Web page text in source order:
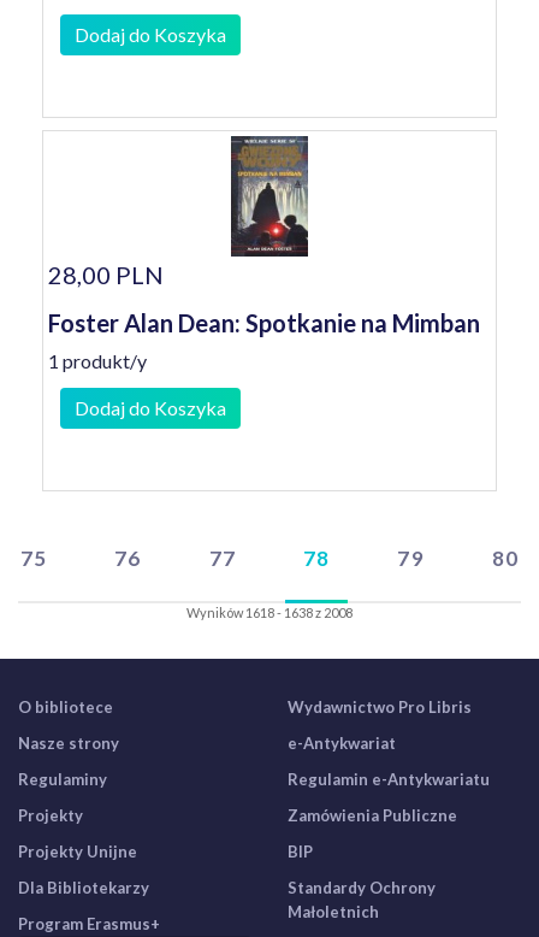
Dodaj do Koszyka
28,00 PLN
Foster Alan Dean: Spotkanie na Mimban
1 produkt/y
Dodaj do Koszyka
75 76 77 78 79 80
Wyników 1618 - 1638 z 2008
O bibliotece
Nasze strony
Regulaminy
Projekty
Projekty Unijne
Dla Bibliotekarzy
Program Erasmus+
Wydawnictwo Pro Libris
e-Antykwariat
Regulamin e-Antykwariatu
Zamówienia Publiczne
BIP
Standardy Ochrony
Małoletnich